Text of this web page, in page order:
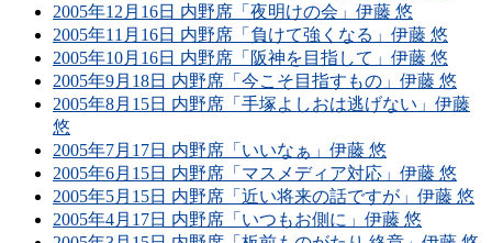
2005年12月16日 内野席「夜明けの会」伊藤 悠
2005年11月16日 内野席「負けて強くなる」伊藤 悠
2005年10月16日 内野席「阪神を目指して」伊藤 悠
2005年9月18日 内野席「今こそ目指すもの」伊藤 悠
2005年8月15日 内野席「手塚よしおは逃げない」伊藤
悠
2005年7月17日 内野席「いいなぁ」伊藤 悠
2005年6月15日 内野席「マスメディア対応」伊藤 悠
2005年5月15日 内野席「近い将来の話ですが」伊藤 悠
2005年4月17日 内野席「いつもお側に」伊藤 悠